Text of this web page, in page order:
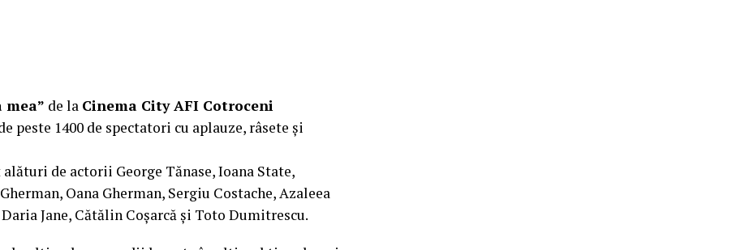
mea” de la Cinema City AFI Cotroceni
peste 1400 de spectatori cu aplauze, râsete și
de actorii George Tănase, Ioana State,
Oana Gherman, Sergiu Costache, Azaleea
Jane, Cătălin Coșarcă și Toto Dumitrescu.